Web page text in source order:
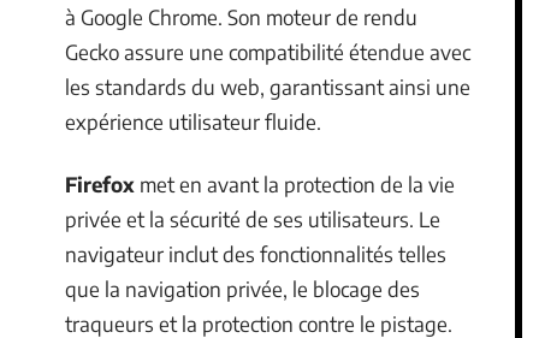
à Google Chrome. Son moteur de rendu
Gecko assure une compatibilité étendue avec
les standards du web, garantissant ainsi une
expérience utilisateur fluide.
Firefox met en avant la protection de la vie
privée et la sécurité de ses utilisateurs. Le
navigateur inclut des fonctionnalités telles
que la navigation privée, le blocage des
traqueurs et la protection contre le pistage.